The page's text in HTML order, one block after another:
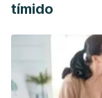
tímido